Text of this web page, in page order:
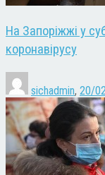
На Запоріжжі у
коронавірусу
sichadmin, 20/